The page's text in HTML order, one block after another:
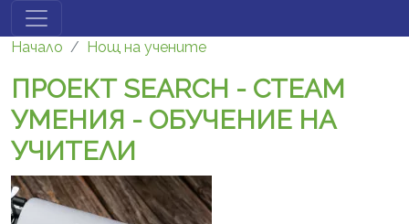
Премини към основното съдържание
Начало Нощ на учените
ПРОЕКТ SEARCH - СТЕAМ
УМЕНИЯ - ОБУЧЕНИЕ НА
УЧИТЕЛИ